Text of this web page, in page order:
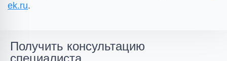
ek.ru.
Получить консультацию
специалиста